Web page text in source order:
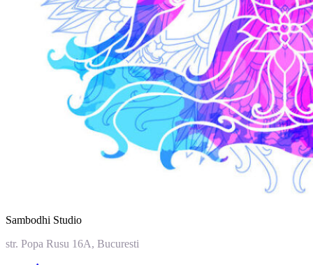
Sambodhi Studio
str. Popa Rusu 16A, Bucuresti